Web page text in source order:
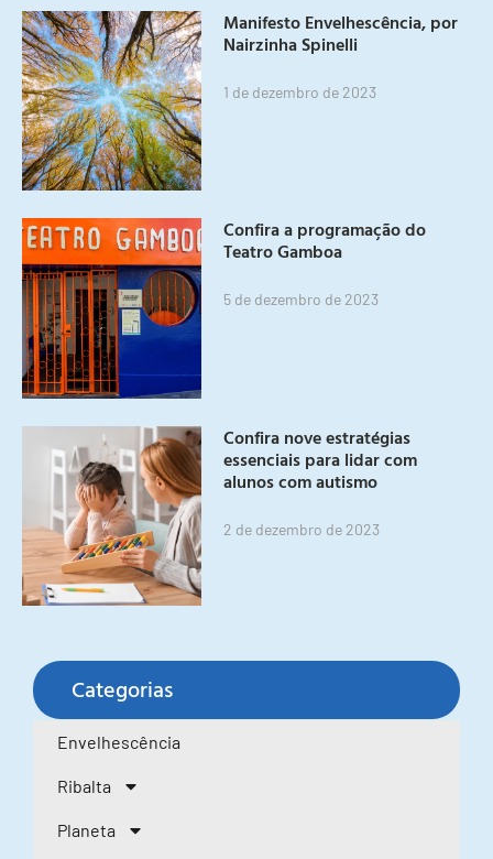
Manifesto Envelhescência, por
Nairzinha Spinelli
1 de dezembro de 2023
Confira a programação do
Teatro Gamboa
5 de dezembro de 2023
Confira nove estratégias
essenciais para lidar com
alunos com autismo
2 de dezembro de 2023
Categorias
Envelhescência
Ribalta
Planeta